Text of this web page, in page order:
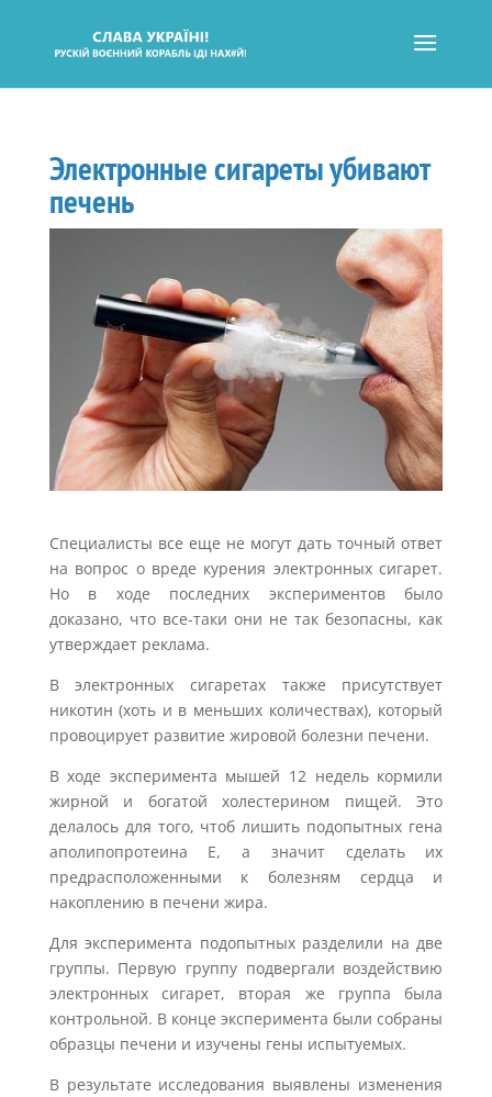
Электронные сигареты убивают
печень
Специалисты все еще не могут дать точный ответ
на вопрос о вреде курения электронных сигарет.
Но в ходе последних экспериментов было
доказано, что все-таки они не так безопасны, как
утверждает реклама.
В электронных сигаретах также присутствует
никотин (хоть и в меньших количествах), который
провоцирует развитие жировой болезни печени.
В ходе эксперимента мышей 12 недель кормили
жирной и богатой холестерином пищей. Это
делалось для того, чтоб лишить подопытных гена
аполипопротеина Е, а значит сделать их
предрасположенными к болезням сердца и
накоплению в печени жира.
Для эксперимента подопытных разделили на две
группы. Первую группу подвергали воздействию
электронных сигарет, вторая же группа была
контрольной. В конце эксперимента были собраны
образцы печени и изучены гены испытуемых.
В результате исследования выявлены изменения